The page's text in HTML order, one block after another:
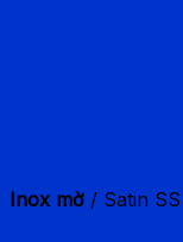
Inox mờ / Satin SS